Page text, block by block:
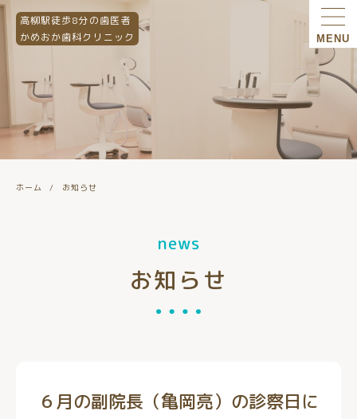
高柳駅徒歩8分の歯医者
かめおか歯科クリニック
ホーム お知らせ
news
お知らせ
６月の副院長（亀岡亮）の診察日に
MENU